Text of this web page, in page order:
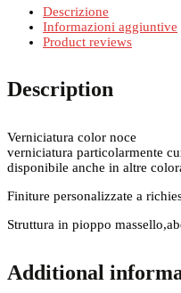
Descrizione
Informazioni aggiuntive
Product reviews
Description
Verniciatura color noce
verniciatura particolarmente
disponibile anche in altre
Finiture personalizzate a
Struttura in pioppo
Additional